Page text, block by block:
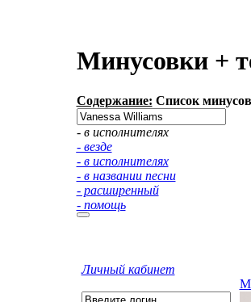
Минусовки +
Содержание: Список
- в исполнителях
- везде
- в исполнителях
- в названии песни
- расширенный
- помощь
Личный кабинет